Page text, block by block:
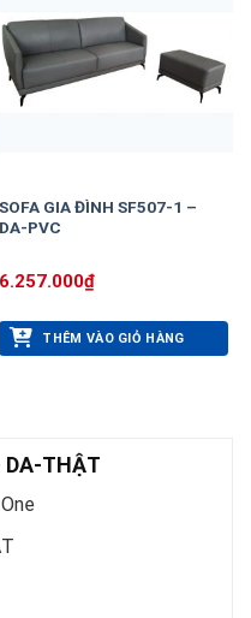
SOFA GIA ĐÌNH SF507-1 –
DA-PVC
6.257.000₫
THÊM VÀO GIỎ HÀNG
DA-THẬT